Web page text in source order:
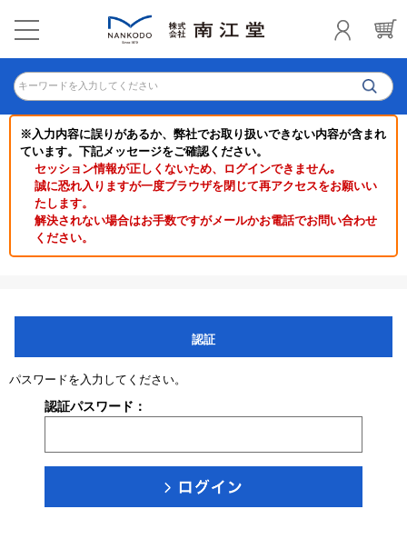
キーワードを入力してください
※入力内容に誤りがあるか、弊社でお取り扱いできない内容が含まれ
ています。下記メッセージをご確認ください。
セッション情報が正しくないため、ログインできません｡
誠に恐れ入りますが一度ブラウザを閉じて再アクセスをお願いい
たします。
解決されない場合はお手数ですがメールかお電話でお問い合わせ
ください。
認証
パスワードを入力してください。
認証パスワード：